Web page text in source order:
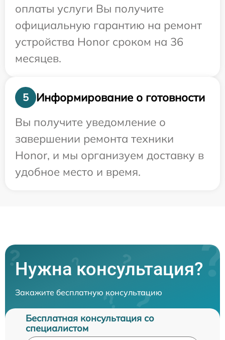
оплаты услуги Вы получите
официальную гарантию на ремонт
устройства Honor сроком на 36
месяцев.
5
Информирование о готовности
Вы получите уведомление о
завершении ремонта техники
Honor, и мы организуем доставку в
удобное место и время.
Нужна консультация?
Закажите бесплатную консультацию
Бесплатная консультация со
специалистом